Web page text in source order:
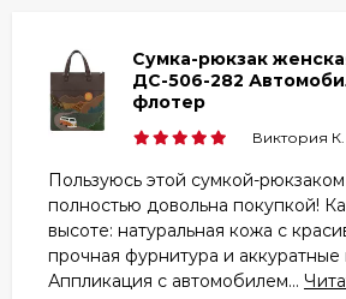
Сумка-рюкзак
ДС-506-282
флотер
Виктория К.
Пользуюсь этой сумкой-
полностью довольна покупкой!
высоте: натуральная кожа с
прочная фурнитура и
Аппликация с автомобилем...